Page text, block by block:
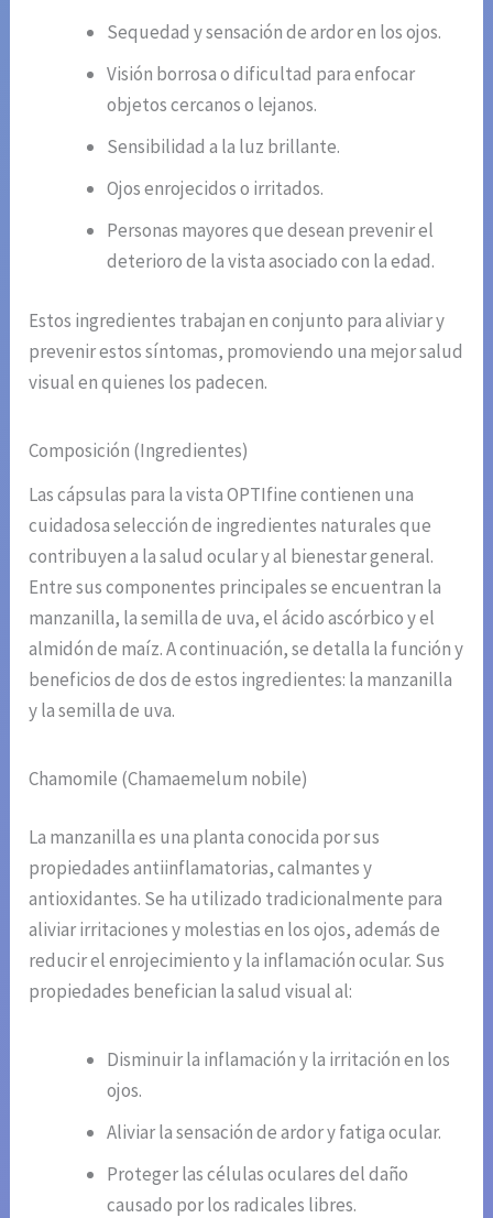
Sequedad y sensación de ardor en los ojos.
Visión borrosa o dificultad para enfocar
objetos cercanos o lejanos.
Sensibilidad a la luz brillante.
Ojos enrojecidos o irritados.
Personas mayores que desean prevenir el
deterioro de la vista asociado con la edad.
Estos ingredientes trabajan en conjunto para aliviar y
prevenir estos síntomas, promoviendo una mejor salud
visual en quienes los padecen.
Composición (Ingredientes)
Las cápsulas para la vista OPTIfine contienen una
cuidadosa selección de ingredientes naturales que
contribuyen a la salud ocular y al bienestar general.
Entre sus componentes principales se encuentran la
manzanilla, la semilla de uva, el ácido ascórbico y el
almidón de maíz. A continuación, se detalla la función y
beneficios de dos de estos ingredientes: la manzanilla
y la semilla de uva.
Chamomile (Chamaemelum nobile)
La manzanilla es una planta conocida por sus
propiedades antiinflamatorias, calmantes y
antioxidantes. Se ha utilizado tradicionalmente para
aliviar irritaciones y molestias en los ojos, además de
reducir el enrojecimiento y la inflamación ocular. Sus
propiedades benefician la salud visual al:
Disminuir la inflamación y la irritación en los
ojos.
Aliviar la sensación de ardor y fatiga ocular.
Proteger las células oculares del daño
causado por los radicales libres.